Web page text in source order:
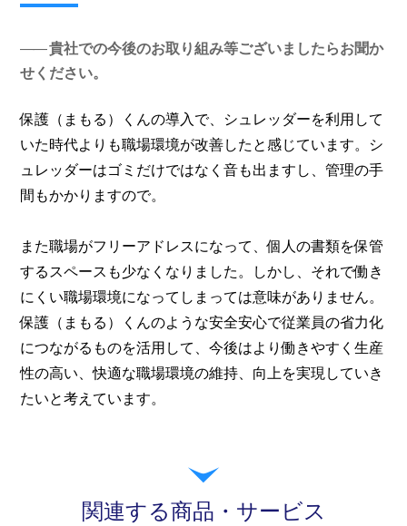
貴社での今後のお取り組み等ございましたらお聞か
せください。
保護（まもる）くんの導入で、シュレッダーを利用して
いた時代よりも職場環境が改善したと感じています。シ
ュレッダーはゴミだけではなく音も出ますし、管理の手
間もかかりますので。
また職場がフリーアドレスになって、個人の書類を保管
するスペースも少なくなりました。しかし、それで働き
にくい職場環境になってしまっては意味がありません。
保護（まもる）くんのような安全安心で従業員の省力化
につながるものを活用して、今後はより働きやすく生産
性の高い、快適な職場環境の維持、向上を実現していき
たいと考えています。
関連する商品・サービス